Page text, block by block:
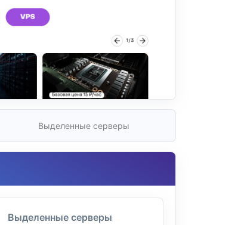
Выделенные серверы
Выделенные серверы